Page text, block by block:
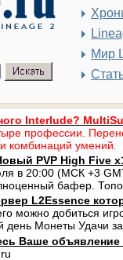
Мир
Interlude?
профессии.
комбинаций умений.
PVP High Five
в 20:00 (МСК +3
бафер.
L2Essence
можно добиться
день Монеты Удачи
Ваше объявление